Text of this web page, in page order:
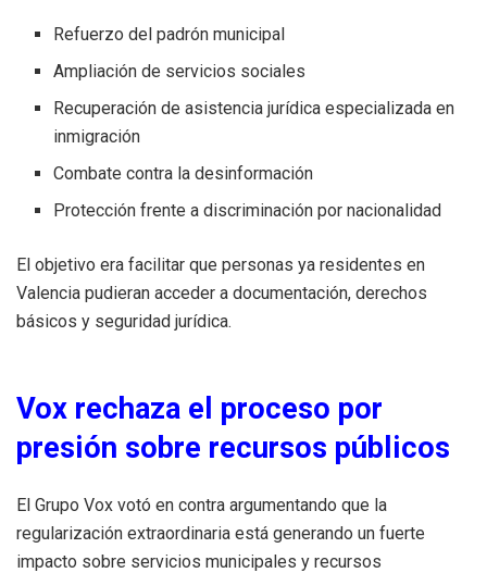
Refuerzo del padrón municipal
Ampliación de servicios sociales
Recuperación de asistencia jurídica especializada en
inmigración
Combate contra la desinformación
Protección frente a discriminación por nacionalidad
El objetivo era facilitar que personas ya residentes en
Valencia pudieran acceder a documentación, derechos
básicos y seguridad jurídica.
Vox rechaza el proceso por
presión sobre recursos públicos
El Grupo Vox votó en contra argumentando que la
regularización extraordinaria está generando un fuerte
impacto sobre servicios municipales y recursos